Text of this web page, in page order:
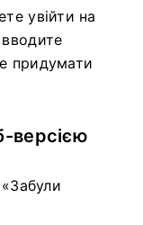
увійти на
придумати
версією